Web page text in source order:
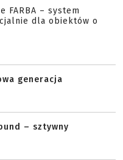
FARBA – system
dla obiektów o
generacja
– sztywny